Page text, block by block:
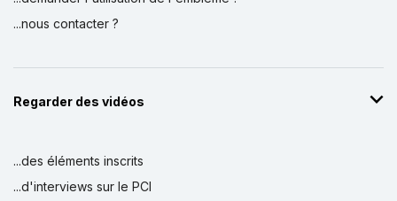
...nous contacter ?
Regarder des vidéos
...des éléments inscrits
...d'interviews sur le PCI